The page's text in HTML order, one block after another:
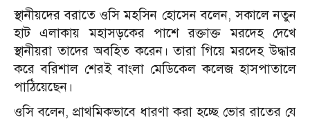
স্থানীয়দের বরাতে ওসি মহসিন হোসেন বলেন, সকালে নতুন
হাট এলাকায় মহাসড়কের পাশে রক্তাক্ত মরদেহ দেখে
স্থানীয়রা তাদের অবহিত করেন। তারা গিয়ে মরদেহ উদ্ধার
করে বরিশাল শেরই বাংলা মেডিকেল কলেজ হাসপাতালে
পাঠিয়েছেন।
ওসি বলেন, প্রাথমিকভাবে ধারণা করা হচ্ছে ভোর রাতের যে